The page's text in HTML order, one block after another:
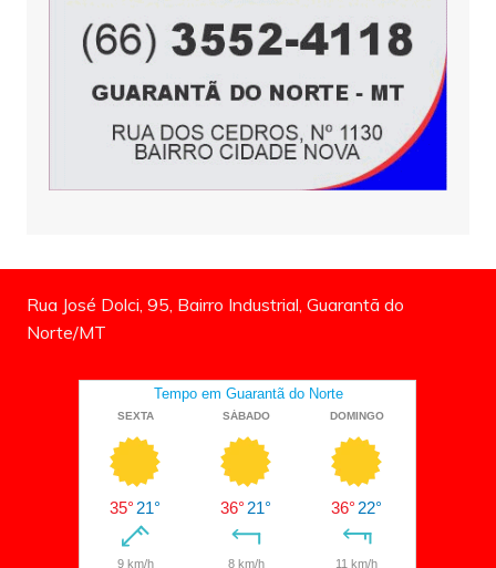
Rua José Dolci, 95, Bairro Industrial, Guarantã do
Norte/MT